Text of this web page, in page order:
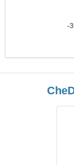
زن مجرد به دنبال شوهر 35-